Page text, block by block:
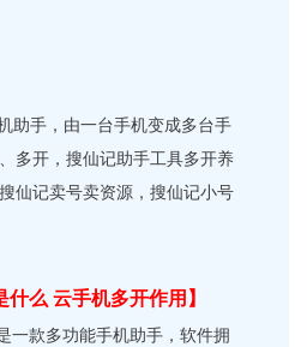
手，由一台手机变成多台手
多开，搜仙记助手工具多开养
仙记卖号卖资源，搜仙记小号
什么 云手机多开作用】
款多功能手机助手，软件拥